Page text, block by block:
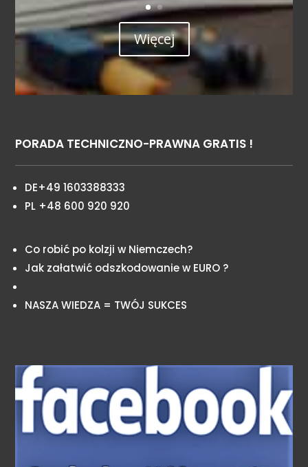
Więcej
PORADA TECHNICZNO-PRAWNA GRATIS !
DE+49 1603388333
PL +48 600 920 920
Co robić po kolzji w Niemczech?
Jak załatwić odszkodowanie w EURO ?
NASZA WIEDZA = TWÓJ SUKCES